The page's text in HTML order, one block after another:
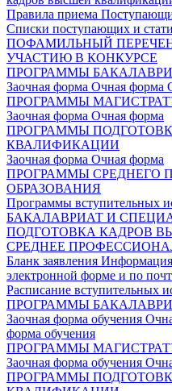
Правила приема
Списки поступающих и
ПОФАМИЛЬНЫЙ
УЧАСТИЮ В КОНКУРСЕ
ПРОГРАММЫ
Заочная форма Очная форма
ПРОГРАММЫ
Заочная форма Очная форма
ПРОГРАММЫ
КВАЛИФИКАЦИИ
Заочная форма Очная форма
ПРОГРАММЫ СРЕДНЕГО
ОБРАЗОВАНИЯ
Программы вступительных
БАКАЛАВРИАТ И
ПОДГОТОВКА КАДРОВ
СРЕДНЕЕ
Бланк заявления
электронной форме и по
Расписание вступительных
ПРОГРАММЫ
Заочная форма обучения
форма обучения
ПРОГРАММЫ
Заочная форма обучения
ПРОГРАММЫ